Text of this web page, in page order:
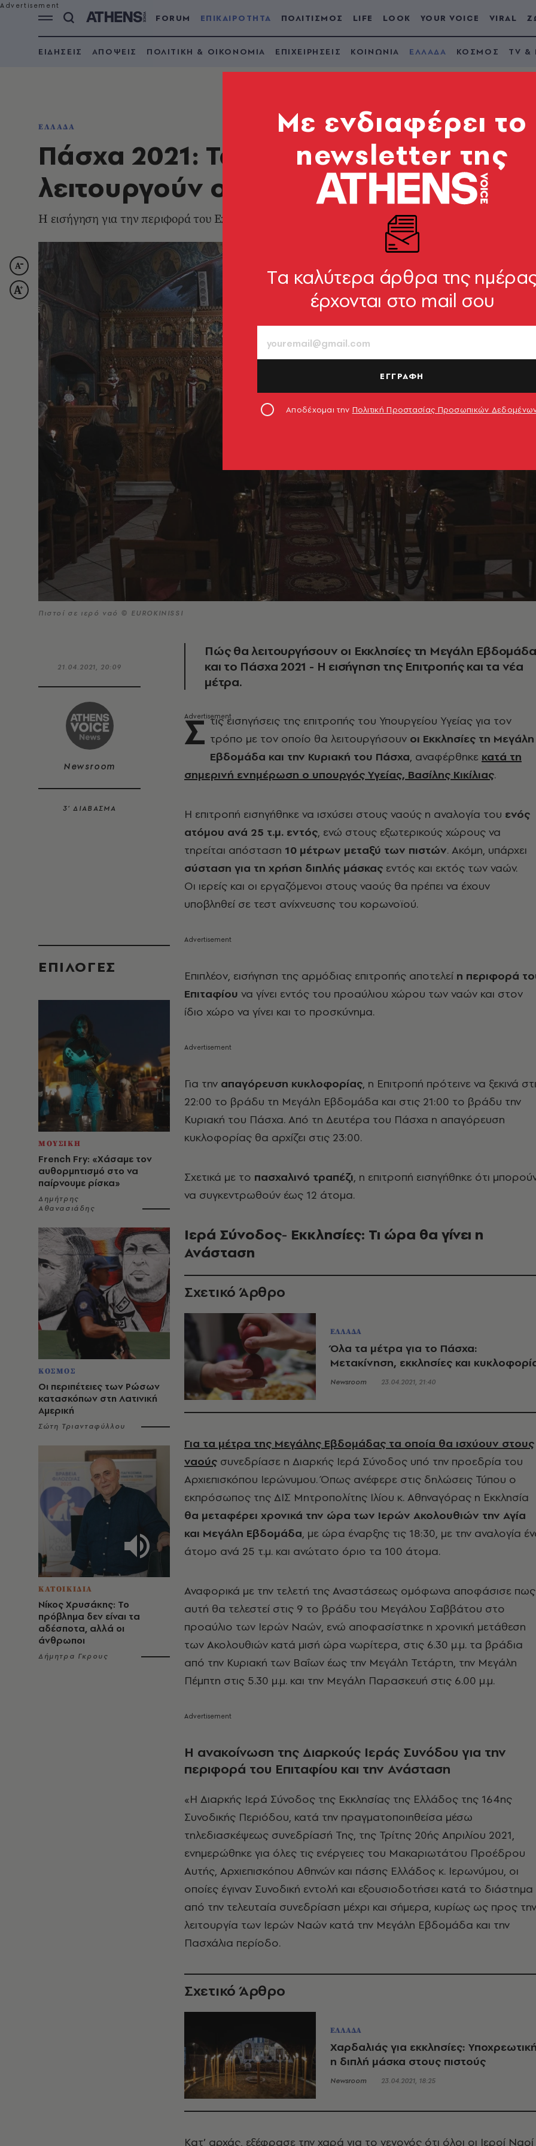
FORUM ΕΠΙΚΑΙΡΟΤΗΤΑ ΠΟΛΙΤΙΣΜΟΣ LIFE LOOK YOUR VOICE VIRAL
ΕΙΔΗΣΕΙΣ ΑΠΟΨΕΙΣ ΠΟΛΙΤΙΚΗ & ΟΙΚΟΝΟΜΙΑ ΕΠΙΧΕΙΡΗΣΕΙΣ ΚΟΙΝΩΝΙΑ ΕΛΛΑΔΑ ΚΟΣΜΟΣ TV &
ΕΛΛΑΔΑ
Πάσχα 2021: Τα νέα μέτρα - Πώς θα
λειτουργούν οι Εκκλησίες
Η εισήγηση για την περιφορά του Επιταφίου
Πιστοί σε ιερό ναό © EUROKINISSI
21.04.2021, 20:09
Newsroom
3’ ΔΙΑΒΑΣΜΑ
EΠΙΛΟΓΈΣ
ΜΟΥΣΙΚΗ
French Fry: «Χάσαμε τον
αυθορμητισμό στο να
παίρνουμε ρίσκα»
Δημήτρης
Αθανασιάδης
ΚΟΣΜΟΣ
Οι περιπέτειες των Ρώσων
κατασκόπων στη Λατινική
Αμερική
Σώτη Τριανταφύλλου
ΚΑΤΟΙΚΙΔΙΑ
Νίκος Χρυσάκης: Το
πρόβλημα δεν είναι τα
αδέσποτα, αλλά οι
άνθρωποι
Δήμητρα Γκρους
Πώς θα λειτουργήσουν οι Εκκλησίες τη Μεγάλη Εβδομάδα
και το Πάσχα 2021 - Η εισήγηση της Επιτροπής και τα νέα
μέτρα.
Σ τις εισηγήσεις της επιτροπής του Υπουργείου Υγείας για τον
τρόπο με τον οποίο θα λειτουργήσουν οι Εκκλησίες τη Μεγάλη
Εβδομάδα και την Κυριακή του Πάσχα, αναφέρθηκε κατά τη
σημερινή ενημέρωση ο υπουργός Υγείας, Βασίλης Κικίλιας.
Η επιτροπή εισηγήθηκε να ισχύσει στους ναούς η αναλογία του ενός
ατόμου ανά 25 τ.μ. εντός, ενώ στους εξωτερικούς χώρους να
τηρείται απόσταση 10 μέτρων μεταξύ των πιστών. Ακόμη, υπάρχει
σύσταση για τη χρήση διπλής μάσκας εντός και εκτός των ναών.
Οι ιερείς και οι εργαζόμενοι στους ναούς θα πρέπει να έχουν
υποβληθεί σε τεστ ανίχνευσης του κορωνοϊού.
Επιπλέον, εισήγηση της αρμόδιας επιτροπής αποτελεί η περιφορά
Επιταφίου να γίνει εντός του προαύλιου χώρου των ναών και στον
ίδιο χώρο να γίνει και το προσκύνημα.
Για την απαγόρευση κυκλοφορίας, η Επιτροπή πρότεινε να ξεκινά
22:00 το βράδυ τη Μεγάλη Εβδομάδα και στις 21:00 το βράδυ την
Κυριακή του Πάσχα. Από τη Δευτέρα του Πάσχα η απαγόρευση
κυκλοφορίας θα αρχίζει στις 23:00.
Σχετικά με το πασχαλινό τραπέζι, η επιτροπή εισηγήθηκε ότι
να συγκεντρωθούν έως 12 άτομα.
Ιερά Σύνοδος- Εκκλησίες: Τι ώρα θα γίνει η
Ανάσταση
Σχετικό Άρθρο
ΕΛΛΑΔΑ
Όλα τα μέτρα για το Πάσχα:
Μετακίνηση, εκκλησίες και
Newsroom 23.04.2021, 21:40
Για τα μέτρα της Μεγάλης Εβδομάδας τα οποία θα ισχύουν στους
ναούς συνεδρίασε η Διαρκής Ιερά Σύνοδος υπό την προεδρία του
Αρχιεπισκόπου Ιερώνυμου. Όπως ανέφερε στις δηλώσεις Τύπου ο
εκπρόσωπος της ΔΙΣ Μητροπολίτης Ιλίου κ. Αθηναγόρας η Εκκλησία
θα μεταφέρει χρονικά την ώρα των Ιερών Ακολουθιών την Αγία
και Μεγάλη Εβδομάδα, με ώρα έναρξης τις 18:30, με την αναλογία
άτομο ανά 25 τ.μ. και ανώτατο όριο τα 100 άτομα.
Αναφορικά με την τελετή της Αναστάσεως ομόφωνα αποφάσισε πως
αυτή θα τελεστεί στις 9 το βράδυ του Μεγάλου Σαββάτου στο
προαύλιο των Ιερών Ναών, ενώ αποφασίστηκε η χρονική μετάθεση
των Ακολουθιών κατά μισή ώρα νωρίτερα, στις 6.30 μ.μ. τα βράδια
από την Κυριακή των Βαΐων έως την Μεγάλη Τετάρτη, την Μεγάλη
Πέμπτη στις 5.30 μ.μ. και την Μεγάλη Παρασκευή στις 6.00 μ.μ.
Η ανακοίνωση της Διαρκούς Ιεράς Συνόδου για την
περιφορά του Επιταφίου και την Ανάσταση
«Η Διαρκής Ιερά Σύνοδος της Εκκλησίας της Ελλάδος της 164ης
Συνοδικής Περιόδου, κατά την πραγματοποιηθείσα μέσω
τηλεδιασκέψεως συνεδρίασή Της, της Τρίτης 20ής Απριλίου 2021,
ενημερώθηκε για όλες τις ενέργειες του Μακαριωτάτου Προέδρου
Αυτής, Αρχιεπισκόπου Αθηνών και πάσης Ελλάδος κ. Ιερωνύμου, οι
οποίες έγιναν Συνοδική εντολή και εξουσιοδοτήσει κατά το διάστημα
από την τελευταία συνεδρίαση μέχρι και σήμερα, κυρίως ως προς την
λειτουργία των Ιερών Ναών κατά την Μεγάλη Εβδομάδα και την
Πασχάλια περίοδο.
Σχετικό Άρθρο
ΕΛΛΑΔΑ
Χαρδαλιάς για εκκλησίες:
η διπλή μάσκα στους πιστούς
Newsroom 23.04.2021, 18:25
Κατ’ αρχάς, εξέφρασε την χαρά για το γεγονός ότι όλοι οι Ιεροί Ναοί
Mε ενδιαφέρει το
newsletter της
Tα καλύτερα άρθρα της
έρχονται στο mail σου
ΕΓΓΡΑΦΗ
Αποδέχομαι την Πολιτική Προστασίας Προσωπικών